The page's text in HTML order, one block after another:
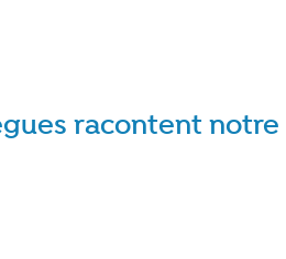
racontent notre